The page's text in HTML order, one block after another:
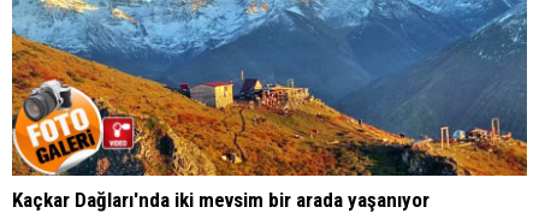
Kaçkar Dağları'nda iki mevsim bir arada yaşanıyor